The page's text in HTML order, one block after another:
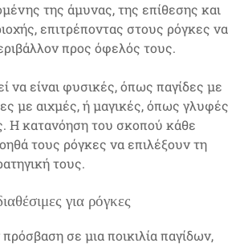
της άμυνας, της επίθεσης και
επιτρέποντας στους ρόγκες να
προς όφελός τους.
να είναι φυσικές, όπως παγίδες με
με αιχμές, ή μαγικές, όπως γλυφές
Η κατανόηση του σκοπού κάθε
τους ρόγκες να επιλέξουν τη
τους.
για ρόγκες
σε μια ποικιλία παγίδων,